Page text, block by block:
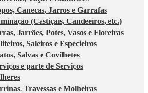
Canecas, Jarros e Garrafas
(Castiçais, Candeeiros, etc.)
Jarrões, Potes, Vasos e Floreiras
Saleiros e Especieiros
Salvas e Covilhetes
e parte de Serviços
Travessas e Molheiras